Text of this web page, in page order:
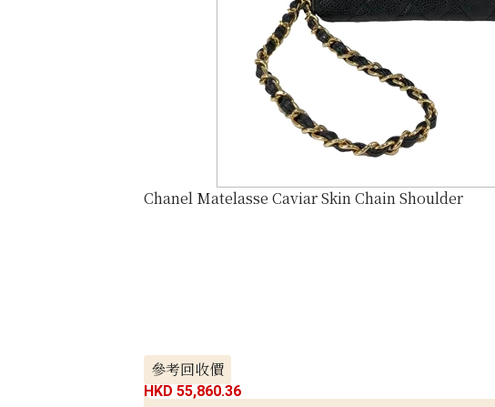
Chanel Matelasse Caviar Skin Chain Shoulder
參考回收價
HKD 55,860.36